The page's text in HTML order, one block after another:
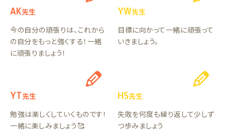
AK先生
今の自分の頑張りは、これから
の自分をもっと強くする！一緒
に頑張りましょう！
YW先生
目標に向かって一緒に頑張って
いきましょう。
YT先生
勉強は楽しくしていくものです！
一緒に楽しみましょう🥰
HS先生
失敗を何度も繰り返して少しず
つ歩みましょう